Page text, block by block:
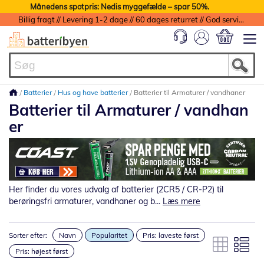
Månedens spotpris: Nedis myggefælde – spar 50%.
Billig fragt // Levering 1-2 dage // 60 dages returret // God service med garanti
Batterier Hus og have batterier Batterier til Armaturer / vandhaner
Batterier til Armaturer / vandhan
er
Her finder du vores udvalg af batterier (2CR5 / CR-P2) til
berøringsfri armaturer, vandhaner og b... Læs mere
Sorter efter: Navn Popularitet
Pris: laveste først
Pris: højest først